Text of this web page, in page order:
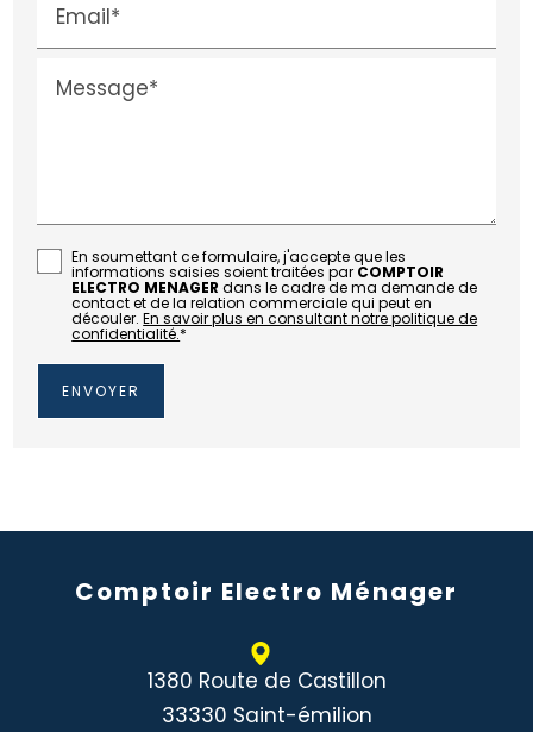
Email*
Message*
En soumettant ce formulaire, j'accepte que les
informations saisies soient traitées par COMPTOIR
ELECTRO MENAGER dans le cadre de ma demande de
contact et de la relation commerciale qui peut en
découler.En savoir plus en consultant notre politique de
confidentialité.*
Comptoir Electro Ménager
1380 Route de Castillon
33330 Saint-émilion